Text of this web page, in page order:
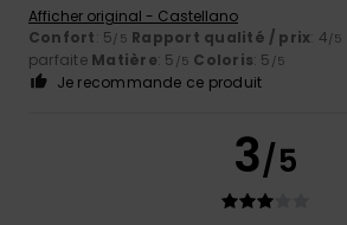
Afficher original - Castellano
Confort: 5/5 Rapport qualité / prix: 4/5
parfaite Matière: 5 /5 Coloris: 5 /5
Je recommande ce produit
3/5